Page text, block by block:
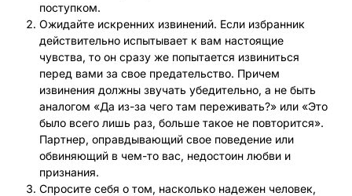
поступком.
Ожидайте искренних извинений. Если избранник
действительно испытывает к вам настоящие
чувства, то он сразу же попытается извиниться
перед вами за свое предательство. Причем
извинения должны звучать убедительно, а не быть
аналогом «Да из-за чего там переживать?» или «Это
было всего лишь раз, больше такое не повторится».
Партнер, оправдывающий свое поведение или
обвиняющий в чем-то вас, недостоин любви и
признания.
Спросите себя о том, насколько надежен человек,